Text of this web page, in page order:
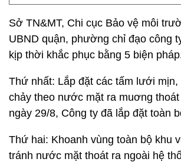
Sở TN&MT, Chi cục Bảo vệ môi
UBND quận, phường chỉ đạo công
kịp thời khắc phục bằng 5 biện
Thứ nhất: Lắp đặt các tấm lưới mịn,
chảy theo nước mặt ra muơng
ngày 29/8, Công ty đã lắp đặt toàn
Thứ hai: Khoanh vùng toàn bộ khu
tránh nước mặt thoát ra ngoài hệ